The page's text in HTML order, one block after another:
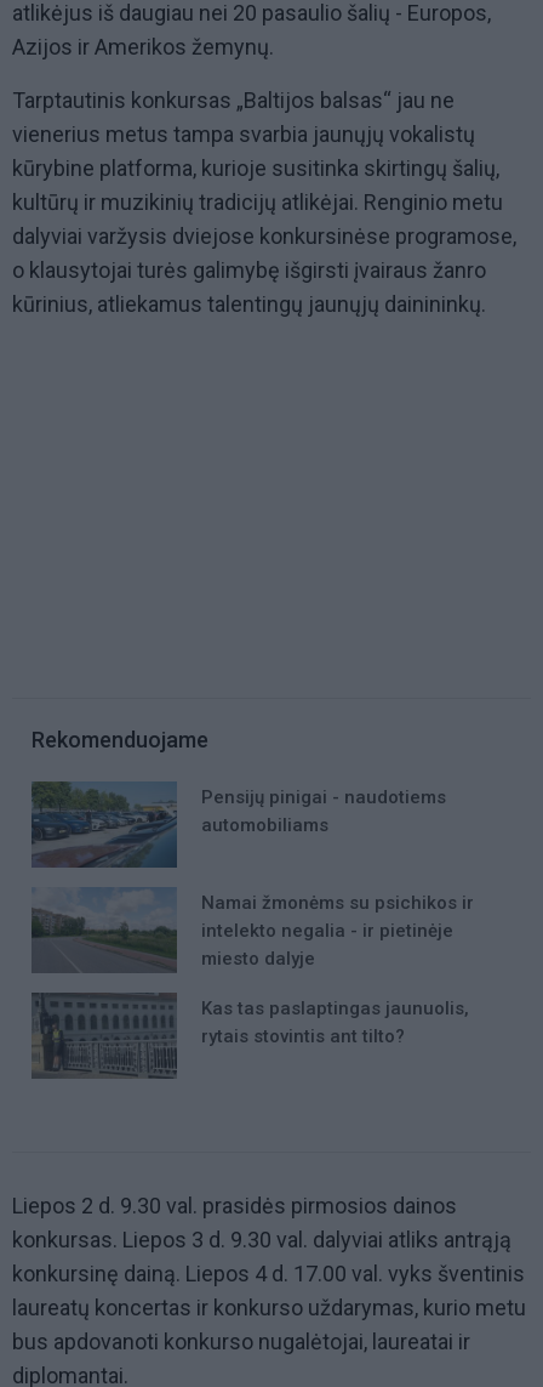
atlikėjus iš daugiau nei 20 pasaulio šalių - Europos,
Azijos ir Amerikos žemynų.
Tarptautinis konkursas „Baltijos balsas“ jau ne
vienerius metus tampa svarbia jaunųjų vokalistų
kūrybine platforma, kurioje susitinka skirtingų šalių,
kultūrų ir muzikinių tradicijų atlikėjai. Renginio metu
dalyviai varžysis dviejose konkursinėse programose,
o klausytojai turės galimybę išgirsti įvairaus žanro
kūrinius, atliekamus talentingų jaunųjų dainininkų.
Rekomenduojame
Pensijų pinigai - naudotiems
automobiliams
Namai žmonėms su psichikos ir
intelekto negalia - ir pietinėje
miesto dalyje
Kas tas paslaptingas jaunuolis,
rytais stovintis ant tilto?
Liepos 2 d. 9.30 val. prasidės pirmosios dainos
konkursas. Liepos 3 d. 9.30 val. dalyviai atliks antrąją
konkursinę dainą. Liepos 4 d. 17.00 val. vyks šventinis
laureatų koncertas ir konkurso uždarymas, kurio metu
bus apdovanoti konkurso nugalėtojai, laureatai ir
diplomantai.